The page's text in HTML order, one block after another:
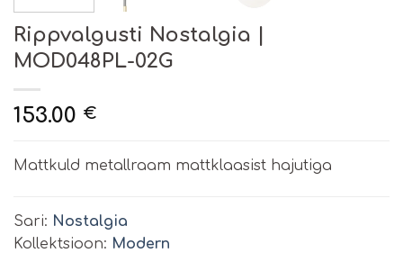
Rippvalgusti Nostalgia |
MOD048PL-02G
153.00 €
Mattkuld metallraam mattklaasist hajutiga
Sari: Nostalgia
Kollektsioon: Modern